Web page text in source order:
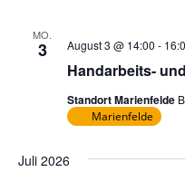
MO.
3
Handarbeits-
August 3 @ 14:00 -
Standort Marienfelde
Marienfelde
Juli 2026